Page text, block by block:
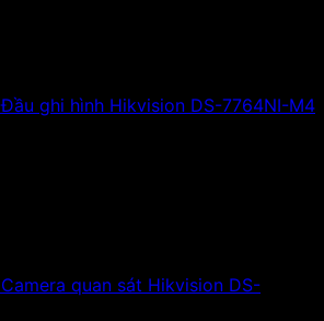
Đầu ghi hình Hikvision DS-7764NI-M4
Camera quan sát Hikvision DS-